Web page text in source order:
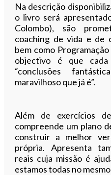
Na descrição
o livro será
Colombo), são
coaching de vida e de
bem como
objectivo é que
“conclusões
maravilhoso que já é”.
Além de exercícios
compreende um plano
construir a melhor
própria. Apresenta
reais cuja missão é
estamos todas no